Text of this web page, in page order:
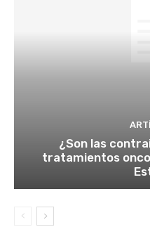
¿Son las
tratamientos